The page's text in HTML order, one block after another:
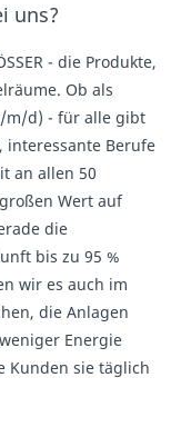
uns?
- die Produkte,
Ob als
m/d) - für alle gibt
interessante Berufe
an allen 50
Wert auf
die
bis zu 95 %
wir es auch im
die Anlagen
Energie
Kunden sie täglich